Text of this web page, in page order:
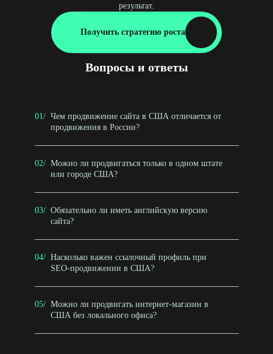
результат.
Получить стратегию роста
Вопросы и ответы
01/ Чем продвижение сайта в США отличается от
продвижения в России?
02/ Можно ли продвигаться только в одном штате
или городе США?
03/ Обязательно ли иметь английскую версию
сайта?
04/ Насколько важен ссылочный профиль при
SEO-продвижении в США?
05/ Можно ли продвигать интернет-магазин в
США без локального офиса?